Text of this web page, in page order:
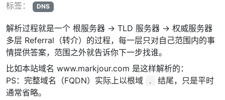
标签：
DNS
解析过程就是一个 根服务器 -> TLD 服务器 -> 权威服务器
多层 Referral（转介）的过程，每一层只对自己范围内的事
情提供答案，范围之外就告诉你下一步找谁。
比如本站域名 www.markjour.com 是这样解析的：
PS：完整域名（FQDN）实际上以根域
.
结尾，只是平时
通常省略。